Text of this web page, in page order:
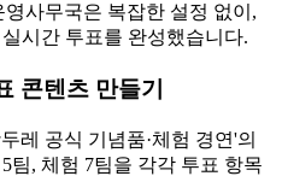
사무국은 복잡한 설정 없이,
시간 투표를 완성했습니다.
콘텐츠 만들기
레 공식 기념품·체험 경연'의
팀, 체험 7팀을 각각 투표 항목